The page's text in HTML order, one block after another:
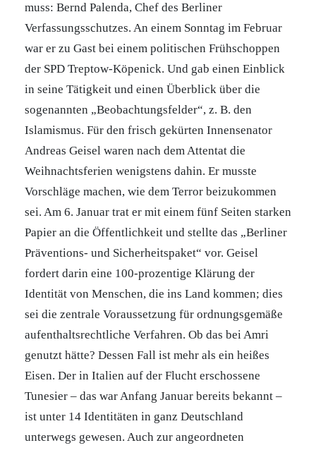
muss: Bernd Palenda, Chef des Berliner
Verfassungsschutzes. An einem Sonntag im Februar
war er zu Gast bei einem politischen Frühschoppen
der SPD Treptow-Köpenick. Und gab einen Einblick
in seine Tätigkeit und einen Überblick über die
sogenannten „Beobachtungsfelder“, z. B. den
Islamismus. Für den frisch gekürten Innensenator
Andreas Geisel waren nach dem Attentat die
Weihnachtsferien wenigstens dahin. Er musste
Vorschläge machen, wie dem Terror beizukommen
sei. Am 6. Januar trat er mit einem fünf Seiten starken
Papier an die Öffentlichkeit und stellte das „Berliner
Präventions- und Sicherheitspaket“ vor. Geisel
fordert darin eine 100-prozentige Klärung der
Identität von Menschen, die ins Land kommen; dies
sei die zentrale Voraussetzung für ordnungsgemäße
aufenthaltsrechtliche Verfahren. Ob das bei Amri
genutzt hätte? Dessen Fall ist mehr als ein heißes
Eisen. Der in Italien auf der Flucht erschossene
Tunesier – das war Anfang Januar bereits bekannt –
ist unter 14 Identitäten in ganz Deutschland
unterwegs gewesen. Auch zur angeordneten